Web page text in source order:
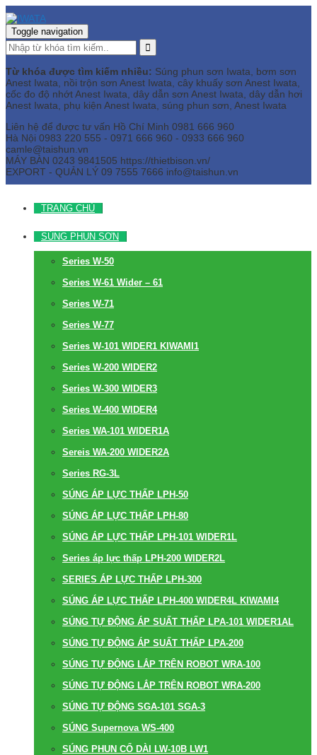
Toggle navigation
Từ khóa được tìm kiếm nhiều: Súng phun sơn Iwata, bơm sơn
Anest Iwata, nồi trộn sơn Anest Iwata, cây khuấy sơn Anest Iwata,
cốc đo độ nhớt Anest Iwata, dây dẫn sơn Anest Iwata, dây dẫn hơi
Anest Iwata, phụ kiện Anest Iwata, súng phun sơn, Anest Iwata
Liên hệ để được tư vấn Hồ Chí Minh 0981 666 960
Hà Nội 0983 220 555 - 0971 666 960 - 0933 666 960
camle@taishun.vn
MÁY BÀN 0243 9841505 https://thietbison.vn/
EXPORT - QUẢN LÝ 09 7555 7666 info@taishun.vn
TRANG CHỦ
SÚNG PHUN SƠN
Series W-50
Series W-61 Wider – 61
Series W-71
Series W-77
Series W-101 WIDER1 KIWAMI1
Series W-200 WIDER2
Series W-300 WIDER3
Series W-400 WIDER4
Series WA-101 WIDER1A
Sereis WA-200 WIDER2A
Series RG-3L
SÚNG ÁP LỰC THẤP LPH-50
SÚNG ÁP LỰC THẤP LPH-80
SÚNG ÁP LỰC THẤP LPH-101 WIDER1L
Series áp lực thấp LPH-200 WIDER2L
SERIES ÁP LỰC THẤP LPH-300
SÚNG ÁP LỰC THẤP LPH-400 WIDER4L KIWAMI4
SÚNG TỰ ĐỘNG ÁP SUẤT THẤP LPA-101 WIDER1AL
SÚNG TỰ ĐỘNG ÁP SUẤT THẤP LPA-200
SÚNG TỰ ĐỘNG LẮP TRÊN ROBOT WRA-100
SÚNG TỰ ĐỘNG LẮP TRÊN ROBOT WRA-200
SÚNG TỰ ĐỘNG SGA-101 SGA-3
SÚNG Supernova WS-400
SÚNG PHUN CỔ DÀI LW-10B LW1